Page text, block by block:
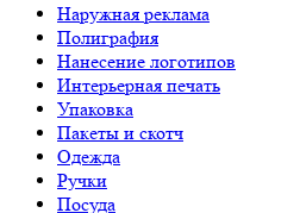
Наружная реклама
Полиграфия
Нанесение логотипов
Интерьерная печать
Упаковка
Пакеты и скотч
Одежда
Ручки
Посуда